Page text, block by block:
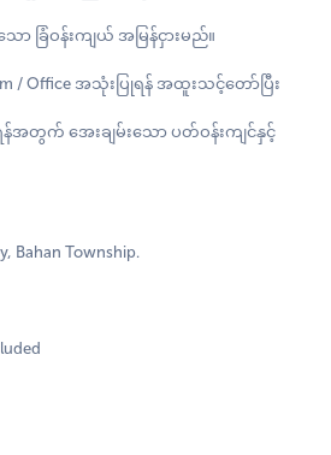
ခြံဝန်းကျယ် အမြန်ငှားမည်။
/ Office အသုံးပြုရန် အထူးသင့်တော်ပြီး
န်အတွက် အေးချမ်းသော ပတ်ဝန်းကျင်နှင့်
Bahan Township.